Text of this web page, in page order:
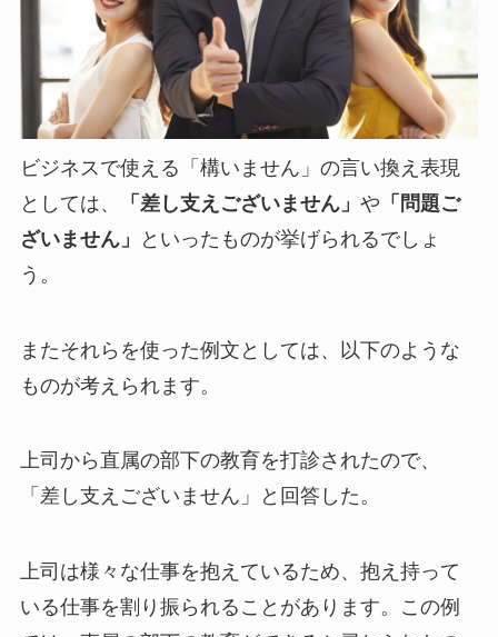
ビジネスで使える「構いません」の言い換え表現
としては、
「差し支えございません」 や 「問題ご
ざいません」
といったものが挙げられるでしょ
う。
またそれらを使った例文としては、以下のような
ものが考えられます。
上司から直属の部下の教育を打診されたので、
「差し支えございません」と回答した。
上司は様々な仕事を抱えているため、抱え持って
いる仕事を割り振られることがあります。この例